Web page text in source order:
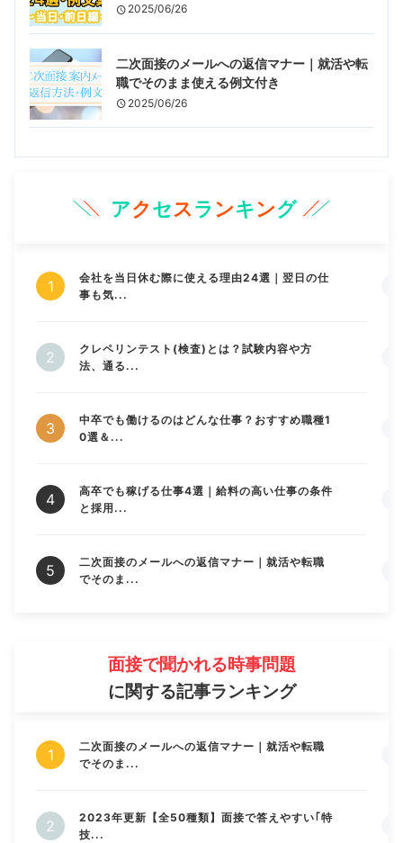
2025/06/26
二次面接のメールへの返信マナー｜就活や転
職でそのまま使える例文付き
2025/06/26
アクセスランキング
会社を当日休む際に使える理由24選｜翌日の仕
事も気...
クレペリンテスト(検査)とは？試験内容や方
法、通る...
中卒でも働けるのはどんな仕事？おすすめ職種1
0選＆...
高卒でも稼げる仕事4選｜給料の高い仕事の条件
と採用...
二次面接のメールへの返信マナー｜就活や転職
でそのま...
面接で聞かれる時事問題
に関する記事ランキング
二次面接のメールへの返信マナー｜就活や転職
でそのま...
2023年更新【全50種類】面接で答えやすい｢特
技...